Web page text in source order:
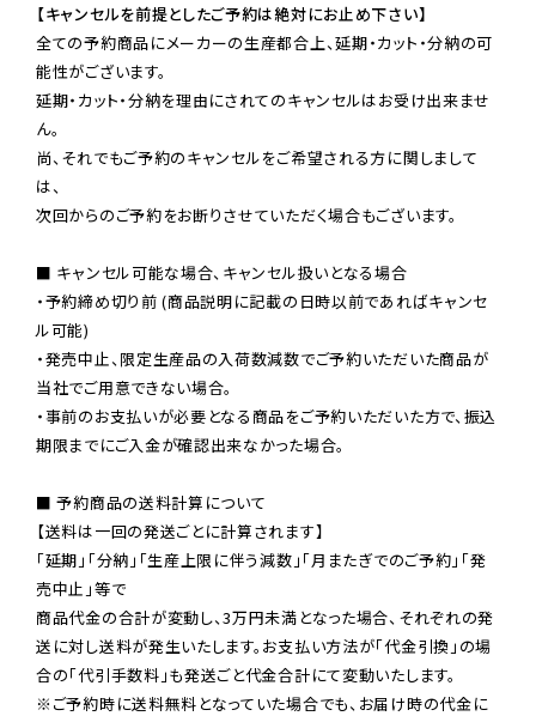
【キャンセルを前提としたご予約は絶対にお止め下さい】
全ての予約商品にメーカーの生産都合上、延期・カット・分納の可
能性がございます。
延期・カット・分納を理由にされてのキャンセルはお受け出来ませ
ん。
尚、それでもご予約のキャンセルをご希望される方に関しまして
は、
次回からのご予約をお断りさせていただく場合もございます。
■ キャンセル可能な場合、キャンセル扱いとなる場合
・予約締め切り前 (商品説明に記載の日時以前であればキャンセ
ル可能)
・発売中止、限定生産品の入荷数減数でご予約いただいた商品が
当社でご用意できない場合。
・事前のお支払いが必要となる商品をご予約いただいた方で、振込
期限までにご入金が確認出来なかった場合。
■ 予約商品の送料計算について
【送料は一回の発送ごとに計算されます】
「延期」「分納」「生産上限に伴う減数」「月またぎでのご予約」「発
売中止」等で
商品代金の合計が変動し、3万円未満となった場合、それぞれの発
送に対し送料が発生いたします。お支払い方法が「代金引換」の場
※ご予約時に送料無料となっていた場合でも、お届け時の代金に